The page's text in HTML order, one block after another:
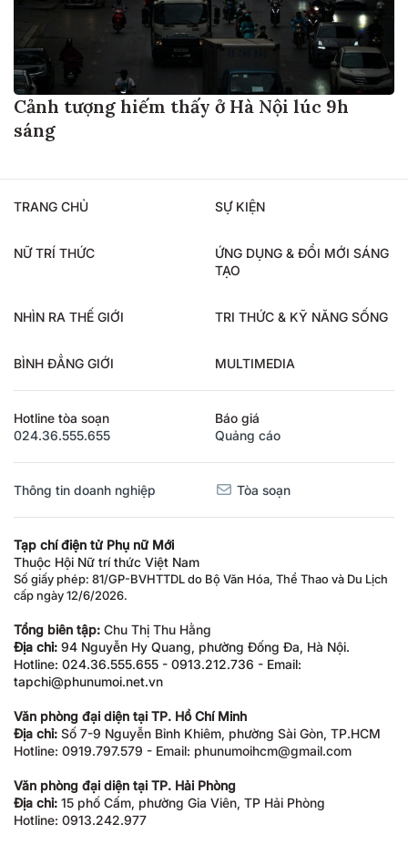
Cảnh tượng hiếm thấy ở Hà Nội lúc 9h
sáng
TRANG CHỦ SỰ KIỆN
NỮ TRÍ THỨC
ỨNG DỤNG & ĐỔI MỚI SÁNG
TẠO
NHÌN RA THẾ GIỚI TRI THỨC & KỸ NĂNG SỐNG
BÌNH ĐẲNG GIỚI MULTIMEDIA
Hotline tòa soạn
024.36.555.655
Báo giá
Quảng cáo
Thông tin doanh nghiệp Tòa soạn
Tạp chí điện tử Phụ nữ Mới
Thuộc Hội Nữ trí thức Việt Nam
Số giấy phép: 81/GP-BVHTTDL do Bộ Văn Hóa, Thể Thao và Du Lịch
cấp ngày 12/6/2026.
Tổng biên tập: Chu Thị Thu Hằng
Địa chỉ: 94 Nguyễn Hy Quang, phường Đống Đa, Hà Nội.
Hotline: 024.36.555.655 - 0913.212.736 - Email:
tapchi@phunumoi.net.vn
Văn phòng đại diện tại TP. Hồ Chí Minh
Địa chỉ: Số 7-9 Nguyễn Bỉnh Khiêm, phường Sài Gòn, TP.HCM
Hotline: 0919.797.579 - Email: phunumoihcm@gmail.com
Văn phòng đại diện tại TP. Hải Phòng
Địa chỉ: 15 phố Cấm, phường Gia Viên, TP Hải Phòng
Hotline: 0913.242.977